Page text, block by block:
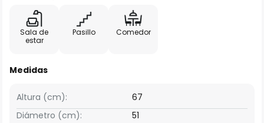
Sala de
estar
Pasillo Comedor
Medidas
Altura (cm):
67
Diámetro (cm):
51